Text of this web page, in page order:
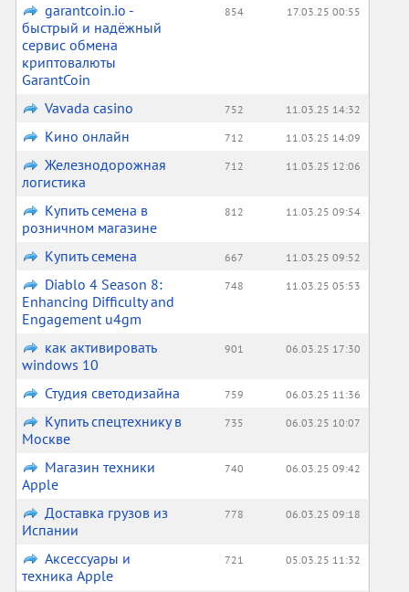
garantcoin.io -
быстрый и надёжный
сервис обмена
криптовалюты
GarantCoin
854 17.03.25 00:55
Vavada casino 752 11.03.25 14:32
Кино онлайн 712 11.03.25 14:09
Железнодорожная
логистика
712 11.03.25 12:06
Купить семена в
розничном магазине
812 11.03.25 09:54
Купить семена 667 11.03.25 09:52
Diablo 4 Season 8:
Enhancing Difficulty and
Engagement u4gm
748 11.03.25 05:53
как активировать
windows 10
901 06.03.25 17:30
Студия светодизайна 759 06.03.25 11:36
Купить спецтехнику в
Москве
735 06.03.25 10:07
Магазин техники
Apple
740 06.03.25 09:42
Доставка грузов из
Испании
778 06.03.25 09:18
Аксессуары и
техника Apple
721 05.03.25 11:32